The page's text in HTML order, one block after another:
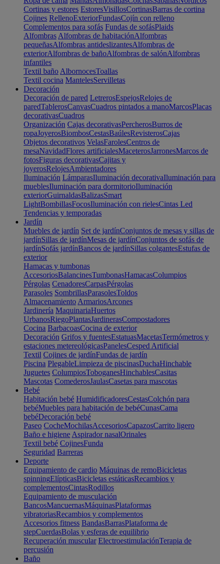
Cortinas y estores EstoresVisillosCortinasBarras de cortina
Cojines RellenoExteriorFundasCojín con relleno
Complementos para sofás Fundas de sofásPlaids
Alfombras Alfombras de habitaciónAlfombras
pequeñasAlfombras antideslizantesAlfombras de
exteriorAlfombras de bañoAlfombras de salónAlfombras
infantiles
Textil baño AlbornocesToallas
Textil cocina MantelesServilletas
Decoración
Decoración de pared LetrerosEspejosRelojes de
paredTablerosCanvasCuadros pintados a manoMarcosPlacas
decorativasCuadros
Organización Cajas decorativasPercherosBurros de
ropaJoyerosBiombosCestasBaúlesRevisterosCajas
Objetos decorativos VelasFarolesCentros de
mesaNavidadFlores artificialesMaceterosJarronesMarcos de
fotosFiguras decorativasCajitas y
joyerosRelojesAmbientadores
Iluminación LámparasIluminación decorativaIluminación para
mueblesIluminación para dormitorioIluminación
exteriorGuirnaldasBalizasSmart
LightBombillasFocosIluminación con rielesCintas Led
Tendencias y temporadas
Jardín
Muebles de jardín Set de jardínConjuntos de mesas y sillas de
jardínSillas de jardínMesas de jardínConjuntos de sofás de
jardínSofás jardínBancos de jardínSillas colgantesEstufas de
exterior
Hamacas y tumbonas
AccesoriosBalancinesTumbonasHamacasColumpios
Pérgolas CenadoresCarpasPérgolas
Parasoles SombrillasParasolesToldos
Almacenamiento ArmariosArcones
Jardinería MaquinariaHuertos
UrbanosRiegoPlantasJardinerasCompostadores
Cocina BarbacoasCocina de exterior
Decoración Grifos y fuentesEstatuasMacetasTermómetros y
estaciones metereológicasPanelesCesped Artificial
Textil Cojines de jardínFundas de jardín
Piscina PlegableLimpieza de piscinasDuchaHinchable
Juguetes ColumpiosToboganesHinchablesCasitas
Mascotas ComederosJaulasCasetas para mascotas
Bebé
Habitación bebé HumidificadoresCestasColchón para
bebéMuebles para habitación de bebéCunasCama
bebéDecoración bebé
Paseo CocheMochilasAccesoriosCapazosCarrito ligero
Baño e higiene Aspirador nasalOrinales
Textil bebé CojinesFunda
Seguridad Barreras
Deporte
Equipamiento de cardio Máquinas de remoBicicletas
spinningElípticasBicicletas estáticasRecambios y
complementosCintasRodillos
Equipamiento de musculación
BancosMancuernasMáquinasPlataformas
vibratoriasRecambios y complementos
Accesorios fitness BandasBarrasPlataforma de
stepCuerdasBolas y esferas de equilibrio
Recuperación muscular ElectroestimulaciónTerapia de
percusión
Baño